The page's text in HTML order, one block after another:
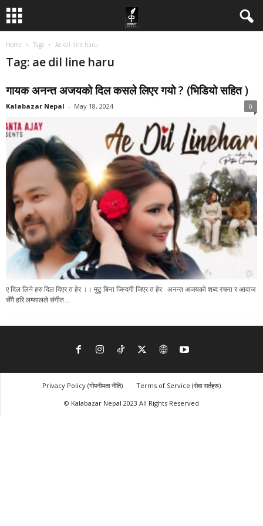
Home Tags Ae dil line haru
Tag: ae dil line haru
गायक अनन्त अजयको दिल कसले लिएर गयो ? (भिडियो सहित )
Kalabazar Nepal - May 18, 2024 0
ए दिल लिने हरु दिल दिएर त हेर ।। मुटु बिना जिन्दगी जिएर त हेर अनन्त अजयको शब्द रचना र आवाज
सँगै हरि लम्सालले संगीत...
Privacy Policy (गोपनीयता नीति)
Terms of Service (सेवा सर्तहरू)
© Kalabazar Nepal 2023 All Rights Reserved